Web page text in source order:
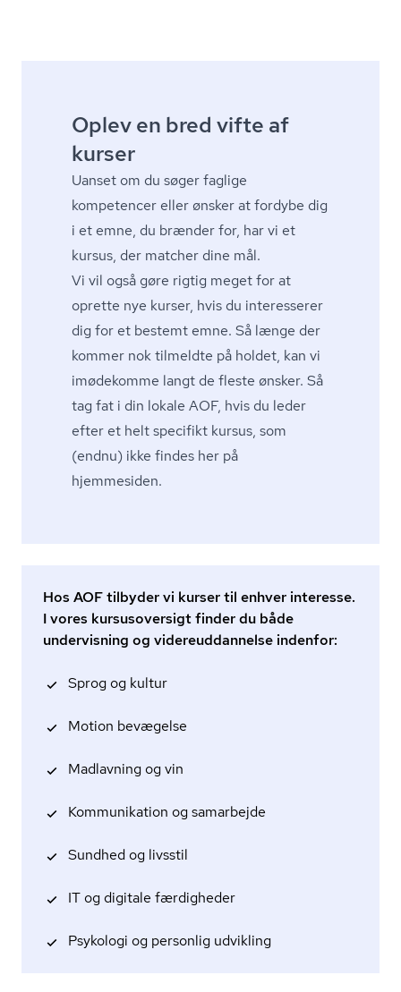
Oplev en bred vifte af
kurser
Uanset om du søger faglige
kompetencer eller ønsker at fordybe dig
i et emne, du brænder for, har vi et
kursus, der matcher dine mål.
Vi vil også gøre rigtig meget for at
oprette nye kurser, hvis du interesserer
dig for et bestemt emne. Så længe der
kommer nok tilmeldte på holdet, kan vi
imødekomme langt de fleste ønsker. Så
tag fat i din lokale AOF, hvis du leder
efter et helt specifikt kursus, som
(endnu) ikke findes her på
hjemmesiden.
Hos AOF tilbyder vi kurser til enhver interesse.
I vores kursusoversigt finder du både
undervisning og videreuddannelse indenfor:
Sprog og kultur
Motion bevægelse
Madlavning og vin
Kommunikation og samarbejde
Sundhed og livsstil
IT og digitale færdigheder
Psykologi og personlig udvikling